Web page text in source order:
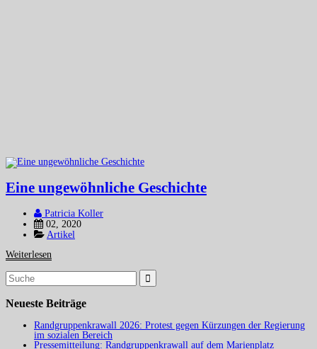
Eine ungewöhnliche Geschichte
Patricia Koller
02, 2020
Artikel
Weiterlesen
Suchergebnis
für:
Neueste Beiträge
Randgruppenkrawall 2026: Protest gegen Kürzungen der Regierung
im sozialen Bereich
Pressemitteilung: Randgruppenkrawall auf dem Marienplatz